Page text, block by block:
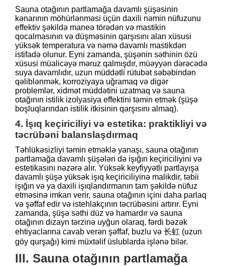
Sauna otağının partlamağa davamlı şüşəsinin
kənarının möhürlənməsi üçün daxili nəmin nüfuzunu
effektiv şəkildə maneə törədən və mastikin
qocalmasının və düşməsinin qarşısını alan xüsusi
yüksək temperatura və nəmə davamlı mastikdən
istifadə olunur. Eyni zamanda, şüşənin səthinin özü
xüsusi müalicəyə məruz qalmışdır, müəyyən dərəcədə
suya davamlıdır, uzun müddətli rütubət səbəbindən
qəliblənmək, korroziyaya uğramaq və digər
problemlər, xidmət müddətini uzatmaq və sauna
otağının istilik izolyasiya effektini təmin etmək (şüşə
boşluqlarından istilik itkisinin qarşısını almaq).
4. İşıq keçiriciliyi və estetika: praktikliyi və
təcrübəni balanslaşdırmaq
Təhlükəsizliyi təmin etməklə yanaşı, sauna otağının
partlamağa davamlı şüşələri də işığın keçiriciliyini və
estetikasını nəzərə alır. Yüksək keyfiyyətli partlayışa
davamlı şüşə yüksək işıq keçiriciliyinə malikdir, təbii
işığın və ya daxili işıqlandırmanın tam şəkildə nüfuz
etməsinə imkan verir, sauna otağının içini daha parlaq
və şəffaf edir və istehlakçının təcrübəsini artırır. Eyni
zamanda, şüşə səthi düz və hamardır və sauna
otağının dizayn tərzinə uyğun olaraq, fərdi bəzək
ehtiyaclarına cavab verən şəffaf, buzlu və 长虹 (uzun
göy qurşağı) kimi müxtəlif üslublarda işlənə bilər.
III. Sauna otağının partlamağa